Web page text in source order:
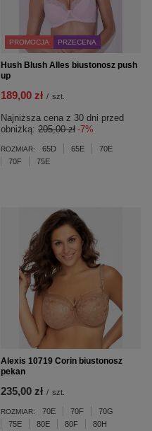
PROMOCJA PRZECENA
Hush Blush Alles biustonosz push
up
189,00 zł / szt.
Najniższa cena z 30 dni przed
obniżką: 205,00 zł -7%
ROZMIAR: 65D 65E
70E
70F
75E
Alexis 10719 Corin biustonosz
pekan
235,00 zł / szt.
ROZMIAR: 70E 70F
70G
75E
80E 80F
80H